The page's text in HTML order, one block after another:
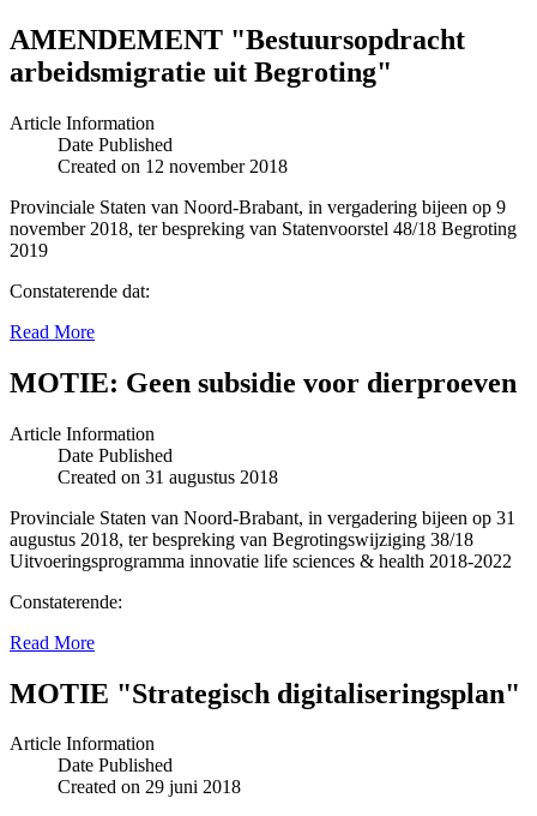
AMENDEMENT "Bestuursopdracht
arbeidsmigratie uit Begroting"
Article Information
Date Published
Created on 12 november 2018
Provinciale Staten van Noord-Brabant, in vergadering bijeen op 9
november 2018, ter bespreking van Statenvoorstel 48/18 Begroting
2019
Constaterende dat:
Read More
MOTIE: Geen subsidie voor dierproeven
Article Information
Date Published
Created on 31 augustus 2018
Provinciale Staten van Noord-Brabant, in vergadering bijeen op 31
augustus 2018, ter bespreking van Begrotingswijziging 38/18
Uitvoeringsprogramma innovatie life sciences & health 2018-2022
Constaterende:
Read More
MOTIE "Strategisch digitaliseringsplan"
Article Information
Date Published
Created on 29 juni 2018